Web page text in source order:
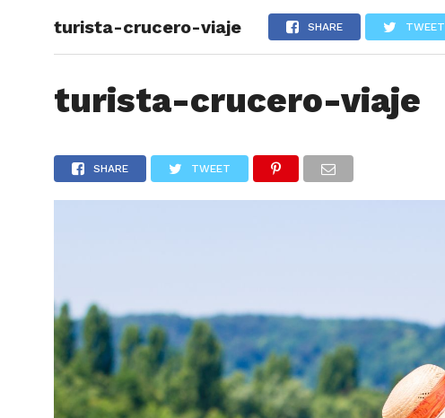
ARTÍCULOS
turista-crucero-viaje SHARE TWEET
turista-crucero-viaje
SHARE TWEET